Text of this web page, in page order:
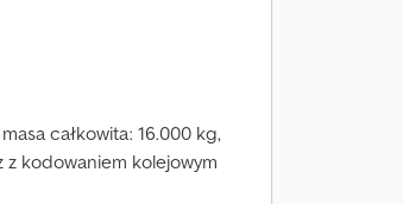
całkowita: 16.000 kg,
kodowaniem kolejowym